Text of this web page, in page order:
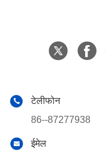
टेलीफोन
86--87277938
ईमेल